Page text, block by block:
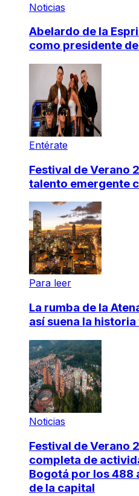
Noticias
Abelardo de la
como presidente
Entérate
Festival de Verano
talento emergente
Para leer
La rumba de la
así suena la
Noticias
Festival de Verano
completa de
Bogotá por los 488
de la capital